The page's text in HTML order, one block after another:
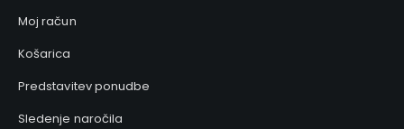
Moj račun
Košarica
Predstavitev ponudbe
Sledenje naročila